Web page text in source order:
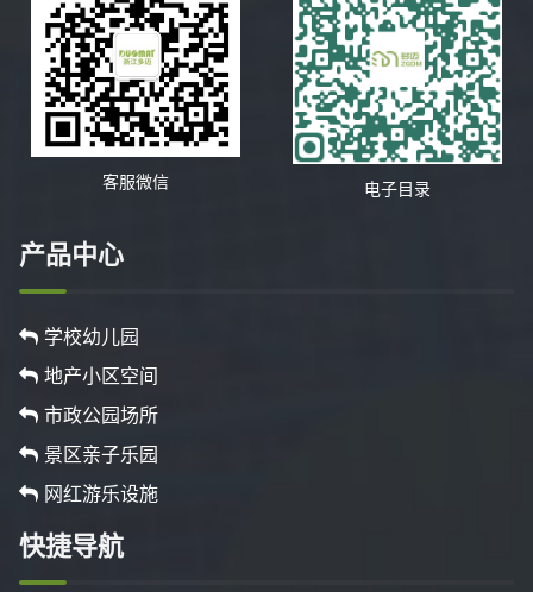
客服微信 电子目录
产品中心
学校幼儿园
地产小区空间
市政公园场所
景区亲子乐园
网红游乐设施
快捷导航